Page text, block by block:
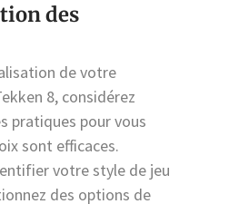
des
de votre
8, considérez
pratiques pour vous
sont efficaces.
votre style de jeu
des options de